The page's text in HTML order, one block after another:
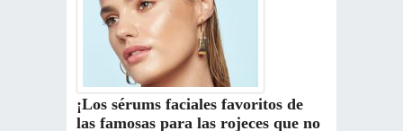
¡Los sérums faciales favoritos de
las famosas para las rojeces que no